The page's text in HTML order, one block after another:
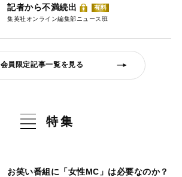
記者から不満続出
有料
集英社オンライン編集部ニュース班
会員限定記事一覧を見る
特集
お笑い番組に「女性MC」は必要なのか？